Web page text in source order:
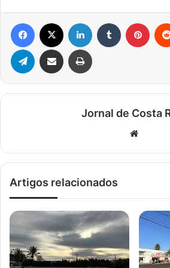
Facebook Linkedin Tumblr
Telegram Compartilhar via e-mail Imprimir
Jornal de Costa
Artigos relacionados